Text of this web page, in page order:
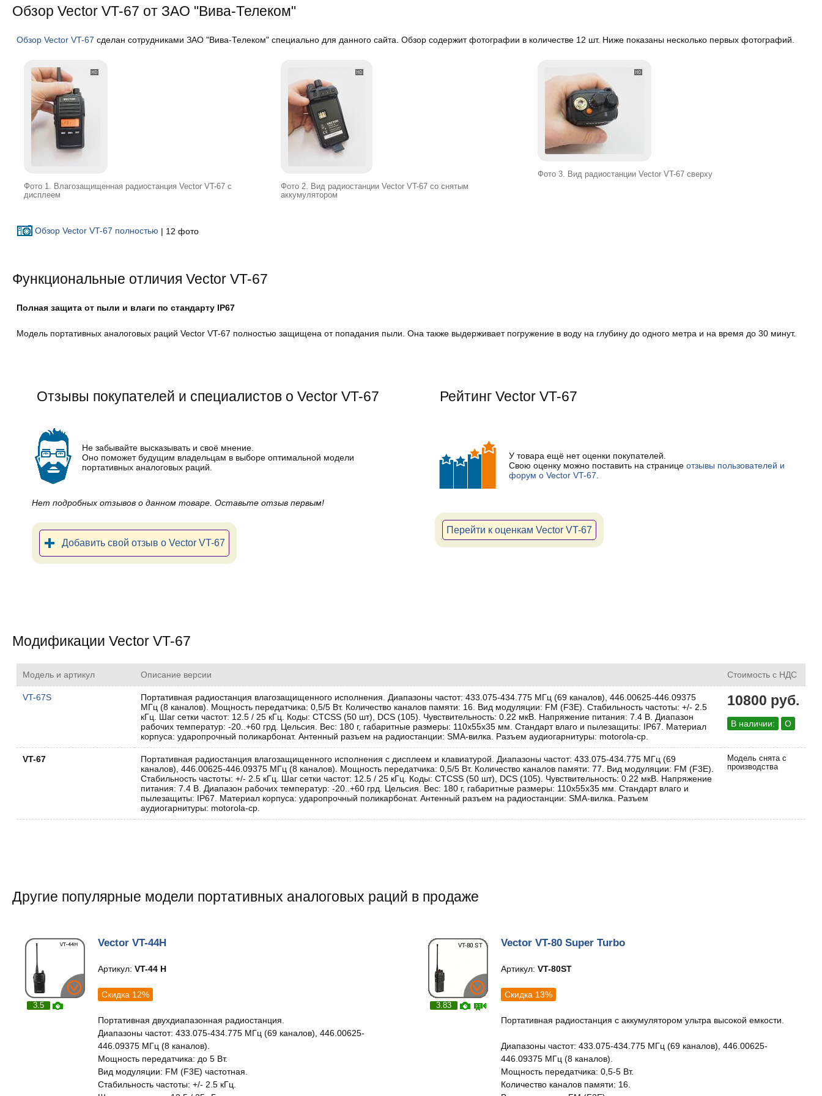
Обзор Vector VT-67 от ЗАО "Вива-Телеком"
Обзор Vector VT-67 сделан сотрудниками ЗАО "Вива-Телеком" специально для данного сайта. Обзор содержит фотографии в количестве 12 шт. Ниже показаны несколько первых фотографий.
Фото 1. Влагозащищенная радиостанция Vector VT-67 с
дисплеем
Фото 2. Вид радиостанции Vector VT-67 со снятым
аккумулятором
Фото 3. Вид радиостанции Vector VT-67 сверху
Обзор Vector VT-67 полностью | 12 фото
Функциональные отличия Vector VT-67
Полная защита от пыли и влаги по стандарту IP67
Модель портативных аналоговых раций Vector VT-67 полностью защищена от попадания пыли. Она также выдерживает погружение в воду на глубину до одного метра и на время до 30 минут.
Отзывы покупателей и специалистов о Vector VT-67
Не забывайте высказывать и своё мнение.
Оно поможет будущим владельцам в выборе оптимальной модели
портативных аналоговых раций.
Нет подробных отзывов о данном товаре. Оставьте отзыв первым!
Добавить свой отзыв о Vector VT-67
Рейтинг Vector VT-67
У товара ещё нет оценки покупателей.
Свою оценку можно поставить на странице отзывы пользователей и
форум о Vector VT-67.
Перейти к оценкам Vector VT-67
Модификации Vector VT-67
Модель и артикул Описание версии Стоимость с НДС
VT-67S
Портативная радиостанция влагозащищенного исполнения. Диапазоны частот: 433.075-434.775 МГц (69 каналов), 446.00625-446.09375
МГц (8 каналов). Мощность передатчика: 0,5/5 Вт. Количество каналов памяти: 16. Вид модуляции: FM (F3E). Стабильность частоты: +/- 2.5
кГц. Шаг сетки частот: 12.5 / 25 кГц. Коды: CTCSS (50 шт), DCS (105). Чувствительность: 0.22 мкВ. Напряжение питания: 7.4 В. Диапазон
рабочих температур: -20..+60 грд. Цельсия. Вес: 180 г, габаритные размеры: 110x55x35 мм. Стандарт влаго и пылезащиты: IP67. Материал
корпуса: ударопрочный поликарбонат. Антенный разъем на радиостанции: SMA-вилка. Разъем аудиогарнитуры: motorola-cp.
10800 руб.
В наличии: О
VT-67
Портативная радиостанция влагозащищенного исполнения с дисплеем и клавиатурой. Диапазоны частот: 433.075-434.775 МГц (69
каналов), 446.00625-446.09375 МГц (8 каналов). Мощность передатчика: 0,5/5 Вт. Количество каналов памяти: 77. Вид модуляции: FM (F3E).
Стабильность частоты: +/- 2.5 кГц. Шаг сетки частот: 12.5 / 25 кГц. Коды: CTCSS (50 шт), DCS (105). Чувствительность: 0.22 мкВ. Напряжение
питания: 7.4 В. Диапазон рабочих температур: -20..+60 грд. Цельсия. Вес: 180 г, габаритные размеры: 110x55x35 мм. Стандарт влаго и
пылезащиты: IP67. Материал корпуса: ударопрочный поликарбонат. Антенный разъем на радиостанции: SMA-вилка. Разъем
аудиогарнитуры: motorola-cp.
Модель снята с
производства
Другие популярные модели портативных аналоговых раций в продаже
3.5
Vector VT-44H
Артикул:VT-44 H
Скидка 12%
Портативная двухдиапазонная радиостанция.
Диапазоны частот: 433.075-434.775 МГц (69 каналов), 446.00625-
446.09375 МГц (8 каналов).
Мощность передатчика: до 5 Вт.
Вид модуляции: FM (F3E) частотная.
Стабильность частоты: +/- 2.5 кГц.
3.83
Vector VT-80 Super Turbo
Артикул: VT-80ST
Скидка 13%
Портативная радиостанция с аккумулятором ультра высокой емкости.
Диапазоны частот: 433.075-434.775 МГц (69 каналов), 446.00625-
446.09375 МГц (8 каналов).
Мощность передатчика: 0,5-5 Вт.
Количество каналов памяти: 16.